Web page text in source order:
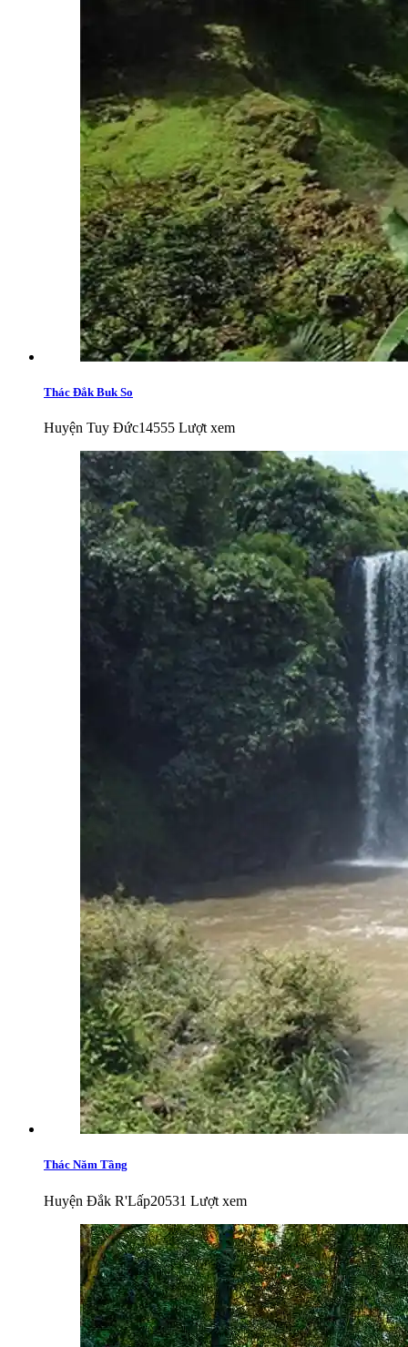
Thác Đắk Buk So
Huyện Tuy Đức14555 Lượt xem
Thác Năm Tầng
Huyện Đắk R'Lấp20531 Lượt xem